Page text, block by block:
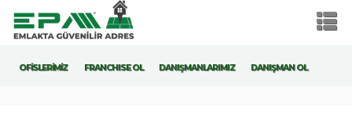
OFİSLERİMİZ FRANCHISE OL DANIŞMANLARIMIZ DANIŞMAN OL